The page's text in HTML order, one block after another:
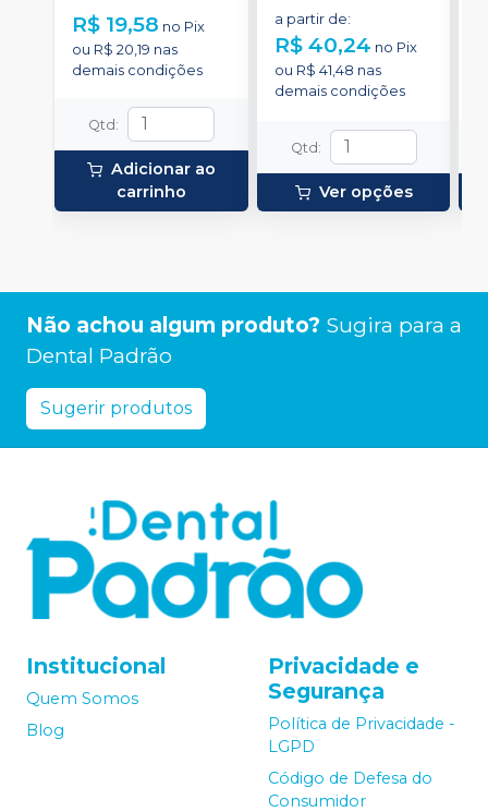
ponteiras para
aplicação.
R$ 19,58 no Pix
ou R$ 20,19 nas
demais condições
Qtd:
Adicionar ao
carrinho
com 3g de gel cada
uma.
a partir de:
R$ 40,24 no Pix
ou R$ 41,48 nas
demais condições
Qtd:
Ver opções
Não achou algum produto? Sugira para a
Dental Padrão
Sugerir produtos
Institucional
Quem Somos
Blog
Privacidade e
Segurança
Política de Privacidade -
LGPD
Código de Defesa do
Consumidor